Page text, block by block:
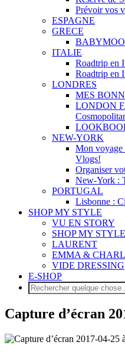
Prévoir vos
ESPAGNE
GRECE
ITALIE
Roadtrip en
Roadtrip en
LONDRES
MES
LONDON
NEW-YORK
Mon voyage
Vlogs!
Organiser
New-York :
PORTUGAL
Lisbonne :
SHOP MY STYLE
VU EN STORY
SHOP MY STYLE
LAURENT
EMMA &
VIDE DRESSING
E-SHOP
Capture d’écran